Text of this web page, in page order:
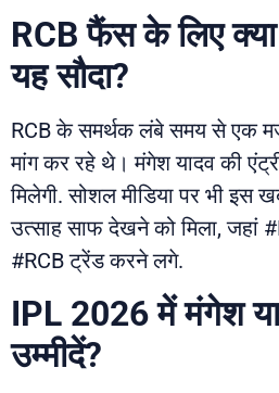
RCB फैंस के लिए
यह सौदा?
RCB के समर्थक लंबे समय से एक
मांग कर रहे थे। मंगेश यादव की
मिलेगी. सोशल मीडिया पर भी इस
उत्साह साफ देखने को मिला,
#RCB ट्रेंड करने लगे.
IPL 2026 में मंगेश
उम्मीदें?